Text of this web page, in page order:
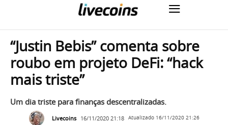
“Justin Bebis” comenta sobre
roubo em projeto DeFi: “hack
mais triste”
Um dia triste para finanças descentralizadas.
Livecoins 16/11/2020 21:18 Atualizado 16/11/2020 21:26